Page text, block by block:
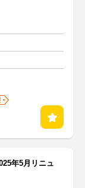
年5月リニュ